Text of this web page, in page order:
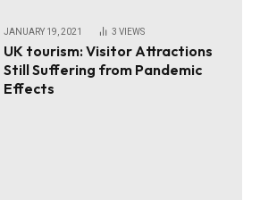
JANUARY 19, 2021 3 VIEWS
UK tourism: Visitor Attractions
Still Suffering from Pandemic
Effects